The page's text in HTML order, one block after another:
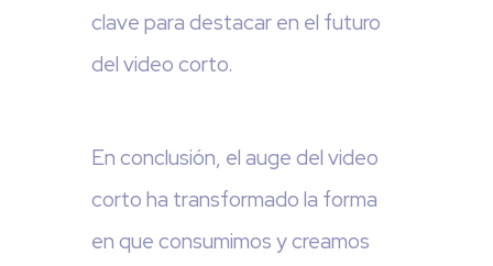
clave para destacar en el futuro
del video corto.
En conclusión, el auge del video
corto ha transformado la forma
en que consumimos y creamos